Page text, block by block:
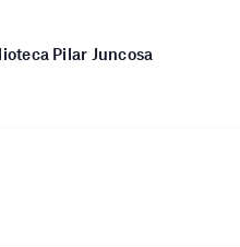
Pilar Juncosa